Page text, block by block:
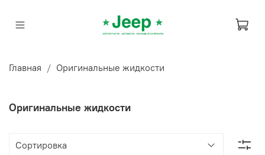
Главная Оригинальные жидкости
Оригинальные жидкости